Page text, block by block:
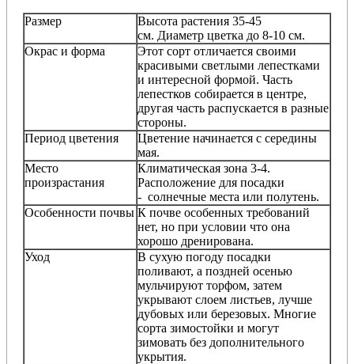
Размер
Высота растения 35-45
см. Диаметр цветка до 8-10 см.
Окрас и форма
Этот сорт отличается своими
красивыми светлыми лепестками
и интересной формой. Часть
лепестков собирается в центре,
другая часть распускается в разные
стороны.
Период цветения
Цветение начинается с середины
мая.
Место
произрастания
Климатическая зона 3-4.
Расположение для посадки
- солнечные места или полутень.
Особенности почвы К почве особенных требований
нет, но при условии что она
хорошо дренирована.
Уход
В сухую погоду посадки
поливают, а поздней осенью
мульчируют торфом, затем
укрывают слоем листьев, лучше
дубовых или березовых. Многие
сорта зимостойки и могут
зимовать без дополнительного
укрытия.